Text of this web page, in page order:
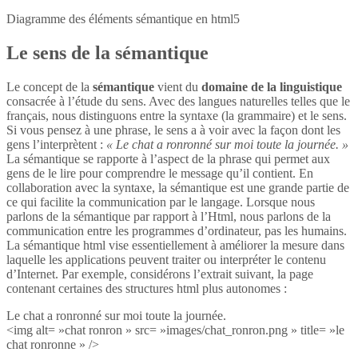
Diagramme des éléments sémantique en html5
Le sens de la sémantique
Le concept de la sémantique vient du domaine de la linguistique
consacrée à l’étude du sens. Avec des langues naturelles telles que le
français, nous distinguons entre la syntaxe (la grammaire) et le sens.
Si vous pensez à une phrase, le sens a à voir avec la façon dont les
gens l’interprètent : « Le chat a ronronné sur moi toute la journée. »
La sémantique se rapporte à l’aspect de la phrase qui permet aux
gens de le lire pour comprendre le message qu’il contient. En
collaboration avec la syntaxe, la sémantique est une grande partie de
ce qui facilite la communication par le langage. Lorsque nous
parlons de la sémantique par rapport à l’Html, nous parlons de la
communication entre les programmes d’ordinateur, pas les humains.
La sémantique html vise essentiellement à améliorer la mesure dans
laquelle les applications peuvent traiter ou interpréter le contenu
d’Internet. Par exemple, considérons l’extrait suivant, la page
contenant certaines des structures html plus autonomes :
Le chat a ronronné sur moi toute la journée.
<img alt= »chat ronron » src= »images/chat_ronron.png » title= »le
chat ronronne » />